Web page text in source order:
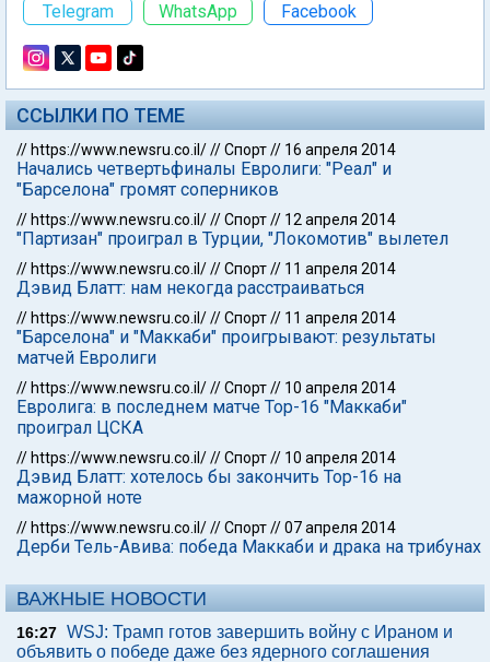
Telegram
WhatsApp Facebook
ССЫЛКИ ПО ТЕМЕ
// https://www.newsru.co.il///Спорт// 16 апреля 2014
Начались четвертьфиналы Евролиги: "Реал" и
"Барселона" громят соперников
// https://www.newsru.co.il///Спорт// 12 апреля 2014
"Партизан" проиграл в Турции, "Локомотив" вылетел
// https://www.newsru.co.il///Спорт// 11 апреля 2014
Дэвид Блатт: нам некогда расстраиваться
// https://www.newsru.co.il///Спорт// 11 апреля 2014
"Барселона" и "Маккаби" проигрывают: результаты
матчей Евролиги
// https://www.newsru.co.il///Спорт// 10 апреля 2014
Евролига: в последнем матче Тор-16 "Маккаби"
проиграл ЦСКА
// https://www.newsru.co.il///Спорт// 10 апреля 2014
Дэвид Блатт: хотелось бы закончить Тор-16 на
мажорной ноте
// https://www.newsru.co.il///Спорт//07 апреля 2014
Дерби Тель-Авива: победа Маккаби и драка на трибунах
ВАЖНЫЕ НОВОСТИ
16:27 WSJ: Трамп готов завершить войну с Ираном и
объявить о победе даже без ядерного соглашения